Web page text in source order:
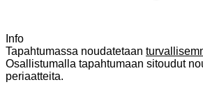
Info
Tapahtumassa noudatetaan
Osallistumalla tapahtumaan sitoudut
periaatteita.